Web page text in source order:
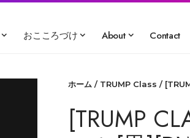
おこころづけ About Contact
ホーム / TRUMP Class /
[TRUMP